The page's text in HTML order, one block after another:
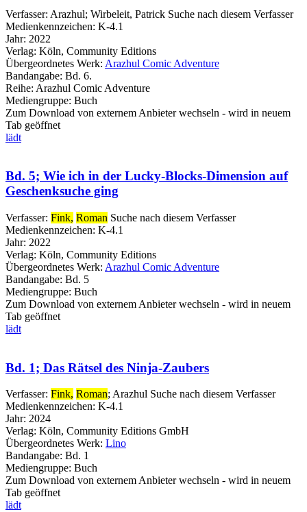
Verfasser: Arazhul; Wirbeleit, Patrick Suche nach diesem Verfasser
Medienkennzeichen: K-4.1
Jahr: 2022
Verlag: Köln, Community Editions
Übergeordnetes Werk: Arazhul Comic Adventure
Bandangabe: Bd. 6.
Reihe: Arazhul Comic Adventure
Mediengruppe: Buch
Zum Download von externem Anbieter wechseln - wird in neuem
Tab geöffnet
lädt
Bd. 5; Wie ich in der Lucky-Blocks-Dimension auf
Geschenksuche ging
Verfasser: Fink, Roman Suche nach diesem Verfasser
Medienkennzeichen: K-4.1
Jahr: 2022
Verlag: Köln, Community Editions
Übergeordnetes Werk: Arazhul Comic Adventure
Bandangabe: Bd. 5
Mediengruppe: Buch
Zum Download von externem Anbieter wechseln - wird in neuem
Tab geöffnet
lädt
Bd. 1; Das Rätsel des Ninja-Zaubers
Verfasser: Fink, Roman; Arazhul Suche nach diesem Verfasser
Medienkennzeichen: K-4.1
Jahr: 2024
Verlag: Köln, Community Editions GmbH
Übergeordnetes Werk: Lino
Bandangabe: Bd. 1
Mediengruppe: Buch
Zum Download von externem Anbieter wechseln - wird in neuem
Tab geöffnet
lädt